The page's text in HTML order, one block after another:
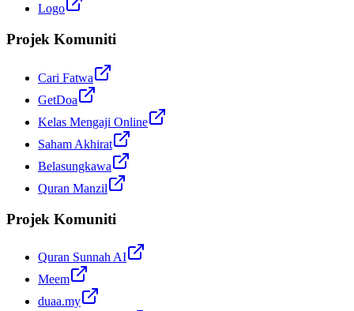
Logo
Projek Komuniti
Cari Fatwa
GetDoa
Kelas Mengaji Online
Saham Akhirat
Belasungkawa
Quran Manzil
Projek Komuniti
Quran Sunnah AI
Meem
duaa.my